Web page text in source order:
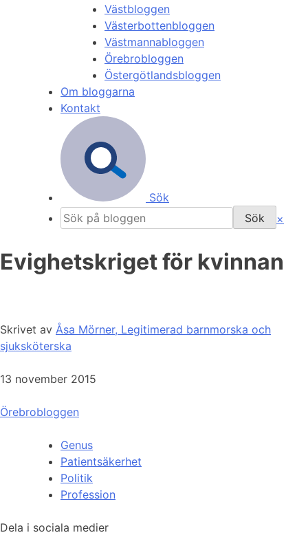
Västbloggen
Västerbottenbloggen
Västmannabloggen
Örebrobloggen
Östergötlandsbloggen
Om bloggarna
Kontakt
Sök
×
Evighetskriget för kvinnan
Skrivet av Åsa Mörner, Legitimerad barnmorska och
sjuksköterska
13 november 2015
Örebrobloggen
Genus
Patientsäkerhet
Politik
Profession
Dela i sociala medier